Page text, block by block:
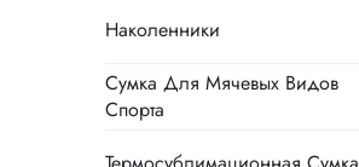
Наколенники
Сумка Для Мячевых Видов
Спорта